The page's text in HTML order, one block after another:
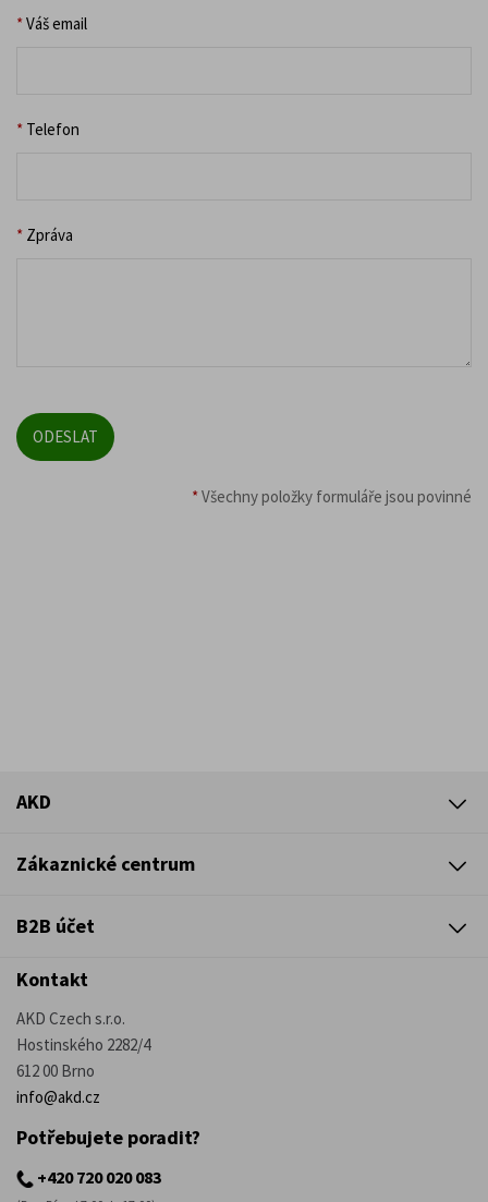
*Váš email
* Telefon
* Zpráva
*Všechny položky formuláře jsou povinné
AKD
Zákaznické centrum
B2B účet
Kontakt
AKD Czech s.r.o.
Hostinského 2282/4
612 00 Brno
info@akd.cz
Potřebujete poradit?
+420 720 020 083